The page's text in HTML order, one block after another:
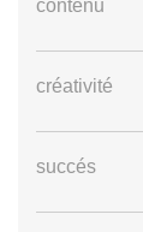
contenu
créativité
succés